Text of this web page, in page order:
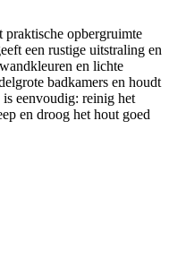
praktische opbergruimte
een rustige uitstraling en
en lichte
badkamers en houdt
eenvoudig: reinig het
en droog het hout goed